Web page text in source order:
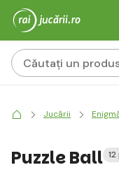
Jucării
Puzzle Ball